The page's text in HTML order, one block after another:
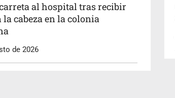
al hospital tras recibir
la cabeza en la colonia
de 2026